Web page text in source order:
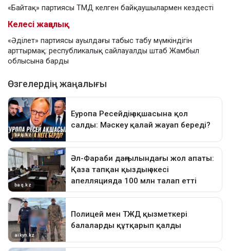
«Байтақ» партиясы ТМД келген байқаушылармен кездесті
Келесі жаңалық
«Әділет» партиясы ауылдағы табыс табу мүмкіндігін
арттырмақ: республикалық сайлауалды штаб Жамбыл
облысына барды